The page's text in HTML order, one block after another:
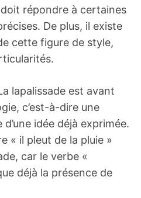
répondre à certaines
De plus, il existe
cette figure de style,
lapalissade est avant
c’est-à-dire une
idée déjà exprimée.
« il pleut de la pluie »
car le verbe «
déjà la présence de